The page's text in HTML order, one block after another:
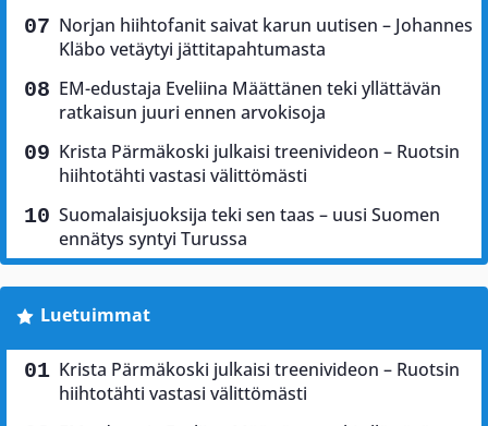
Norjan hiihtofanit saivat karun uutisen – Johannes
Kläbo vetäytyi jättitapahtumasta
EM-edustaja Eveliina Määttänen teki yllättävän
ratkaisun juuri ennen arvokisoja
Krista Pärmäkoski julkaisi treenivideon – Ruotsin
hiihtotähti vastasi välittömästi
Suomalaisjuoksija teki sen taas – uusi Suomen
ennätys syntyi Turussa
Luetuimmat
Krista Pärmäkoski julkaisi treenivideon – Ruotsin
hiihtotähti vastasi välittömästi